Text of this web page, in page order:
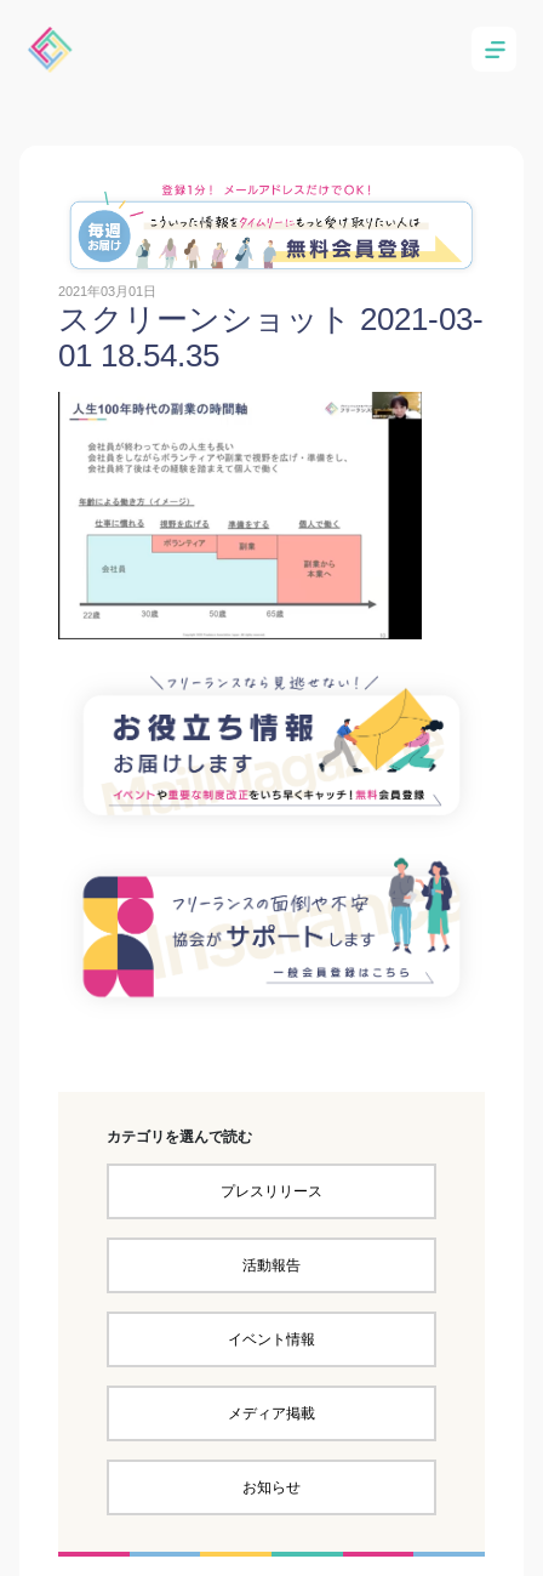
2021年03月01日
スクリーンショット 2021-03-
01 18.54.35
カテゴリを選んで読む
プレスリリース
活動報告
イベント情報
メディア掲載
お知らせ